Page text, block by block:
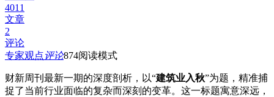
4011
文章
2
评论
专家观点评论874阅读模式
财新周刊最新一期的深度剖析，以“建筑业入秋”为题，精准捕
捉了当前行业面临的复杂而深刻的变革。这一标题寓意深远，